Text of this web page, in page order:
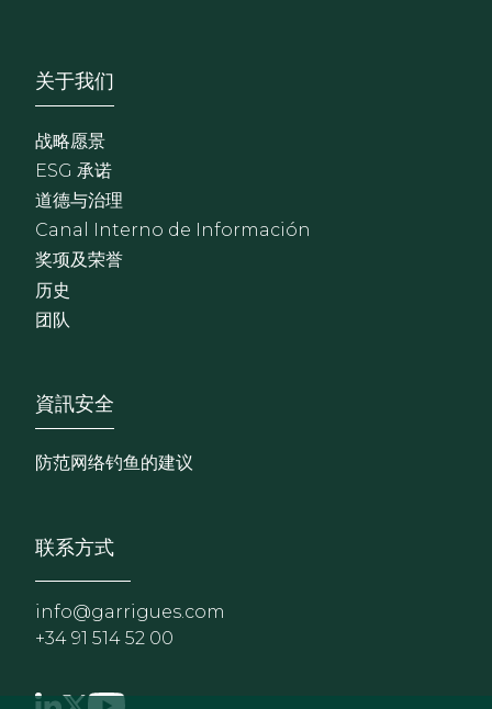
Footer - Sobre Nosotros
关于我们
战略愿景
ESG 承诺
道德与治理
Canal Interno de Información
奖项及荣誉
历史
团队
Footer - Extranet y
資訊安全
防范网络钓鱼的建议
联系方式
info@garrigues.com
+34 91 514 52 00